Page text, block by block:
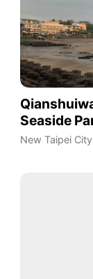
Seaside
New Taipei City